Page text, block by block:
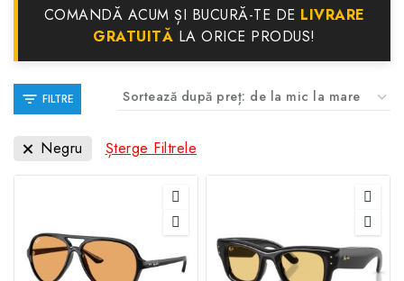
COMANDĂ ACUM ȘI BUCURĂ-TE DE LIVRARE
GRATUITĂ LA ORICE PRODUS!
FILTRE
Negru Șterge Filtrele